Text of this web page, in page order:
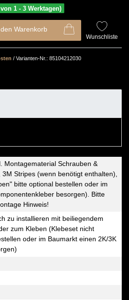
1 - 3 Werktagen)
Warenkorb
Wunschliste
/ Varianten-Nr.: 85104212030
Montagematerial Schrauben &
Stripes (wenn benötigt enthalten),
bitte optional bestellen oder im
besorgen). Bitte
Hinweis!
zu installieren mit beiliegendem
zum Kleben (Klebeset nicht
oder im Baumarkt einen 2K/3K